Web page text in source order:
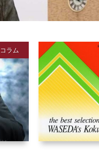
コラム